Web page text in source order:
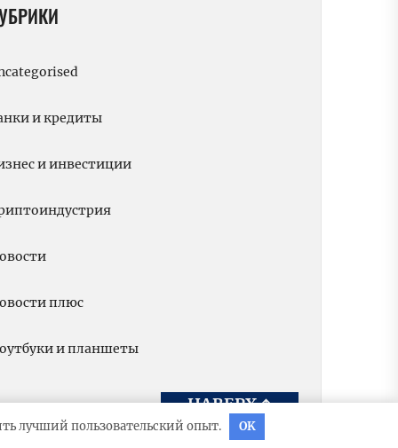
и кредиты
и инвестиции
плюс
и планшеты
НАВЕРХ↑
лучший пользовательский опыт. OK